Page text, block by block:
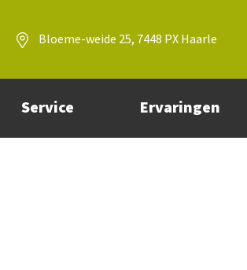
Bloeme-weide 25, 7448 PX Haarle
Service Ervaringen